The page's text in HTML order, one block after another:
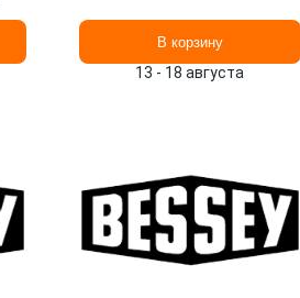
В корзину
13 - 18 августа